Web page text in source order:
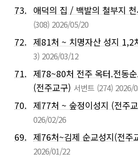
73. 애덕의 집 / 백발의 철부지
(308) 2026/05/20
72. 제81처 ~ 치명자산 성지 1,2
3) 2026/03/12
71. 제78~80처 전주 옥터.전동
(전주교구) 서번트 (274) 2026/
70. 제77처 ~ 숲정이성지 (전주
026/02/26
69. 제76처~김제 순교성지(전주
2026/01/22